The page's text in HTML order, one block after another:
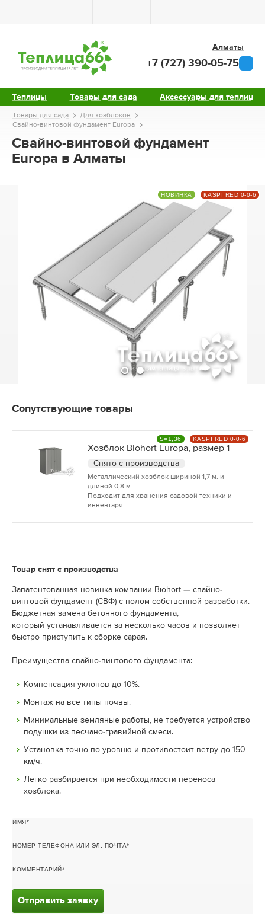
Теплицы Товары для сада Аксессуары для теплиц
Алматы
+7 (727) 390-05-75
Товары для сада
Для хозблоков
Свайно-винтовой фундамент Europa
Свайно-винтовой фундамент
Europa в Алматы
НОВИНКА KASPI RED 0-0-6
Сопутствующие товары
Хозблок Biohort Europa, размер 1
Снято с производства
Металлический хозблок шириной 1,7 м. и
длиной 0,8 м.
Подходит для хранения садовой техники и
инвентаря.
S=1,36 KASPI RED 0-0-6
Товар снят с производства
Запатентованная новинка компании Biohort — свайно-
винтовой фундамент (СВФ) с полом собственной разработки.
Бюджетная замена бетонного фундамента,
который устанавливается за несколько часов и позволяет
быстро приступить к сборке сарая.
Преимущества свайно-винтового фундамента:
Компенсация уклонов до 10%.
Монтаж на все типы почвы.
Минимальные земляные работы, не требуется устройство
подушки из песчано-гравийной смеси.
Установка точно по уровню и противостоит ветру до 150
км/ч.
Легко разбирается при необходимости переноса
хозблока.
ИМЯ
НОМЕР ТЕЛЕФОНА ИЛИ ЭЛ. ПОЧТА
КОММЕНТАРИЙ
Отправить заявку